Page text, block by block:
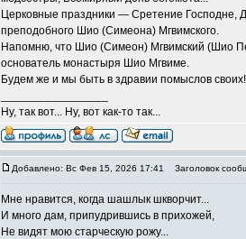
Церковные праздники — Сретение Господне,
преподобного Шио (Симеона) Мгвимского.
Напомню, что Шио (Симеон) Мгвимский (Шио
основатель монастыря Шио Мгвиме.
Будем же и мы быть в здравии помыслов своих!
Ну, так вот... Ну, вот как-то так...
Добавлено: Вс Фев 15, 2026 17:41 Заголовок
Мне нравится, когда шашлык шкворчит...
И много дам, припудрившись в прихожей,
Не видят мою старческую рожу...